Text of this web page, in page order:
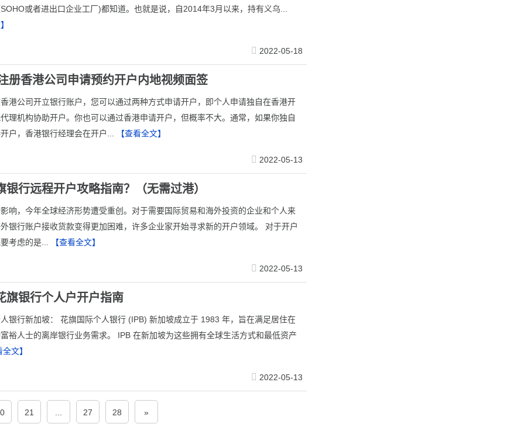
或者进出口企业工厂)都知道。也就是说，自2014年3月以来，持有义乌...
2022-05-18
册香港公司申请预约开户内地视频面签
港公司开立银行账户，您可以通过两种方式申请开户，即个人申请独自在香港开
理机构协助开户。你也可以通过香港申请开户，但概率不大。通常，如果你独自
户，香港银行经理会在开户...
【查看全文】
2022-05-13
银行远程开户攻略指南？（无需过港）
响，今年全球经济形势遭受重创。对于需要国际贸易和海外投资的企业和个人来
银行账户接收货款变得更加困难，许多企业家开始寻求新的开户领域。 对于开户
考虑的是...
【查看全文】
2022-05-13
旗银行个人户开户指南
银行新加坡： 花旗国际个人银行 (IPB) 新加坡成立于 1983 年，旨在满足居住在
裕人士的离岸银行业务需求。 IPB 在新加坡为这些拥有全球生活方式和最低资产
全文】
2022-05-13
21 27 28 »